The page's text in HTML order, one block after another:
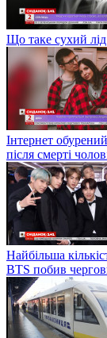
Що таке сухий
Інтернет
після смерті
Найбільша
BTS побив